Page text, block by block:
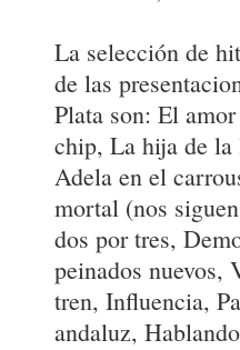
La selección de
de las
Plata son: El
chip, La hija de la
Adela en el
mortal (nos
dos por tres,
peinados nuevos,
tren, Influencia,
andaluz,